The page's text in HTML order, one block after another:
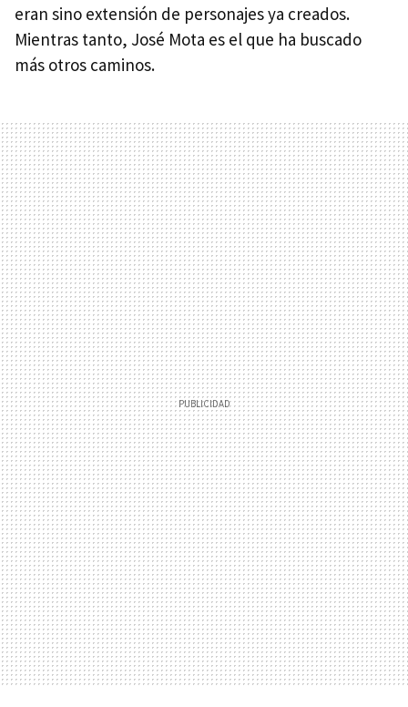
eran sino extensión de personajes ya creados.
Mientras tanto, José Mota es el que ha buscado
más otros caminos.